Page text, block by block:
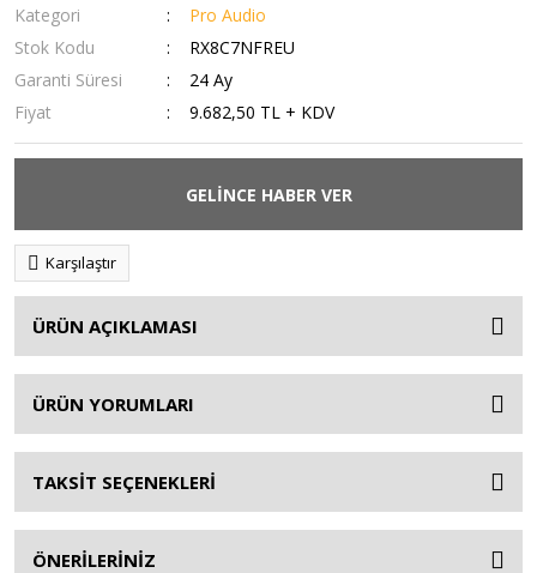
Kategori
Pro Audio
Stok Kodu
RX8C7NFREU
Garanti Süresi
24 Ay
Fiyat
9.682,50 TL + KDV
GELİNCE HABER VER
Karşılaştır
ÜRÜN AÇIKLAMASI
ÜRÜN YORUMLARI
TAKSİT SEÇENEKLERİ
ÖNERİLERİNİZ